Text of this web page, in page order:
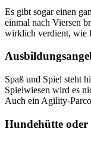
Es gibt sogar einen
einmal nach Viersen
wirklich verdient, wie
Spaß und Spiel steht
Spielwiesen wird es
Auch ein Agility-
Hundehütte oder